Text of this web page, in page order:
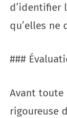
d’identifier
qu’elles ne
###
Avant toute
rigoureuse